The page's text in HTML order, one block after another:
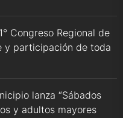
Congreso Regional de
y participación de toda
lanza “Sábados
y adultos mayores